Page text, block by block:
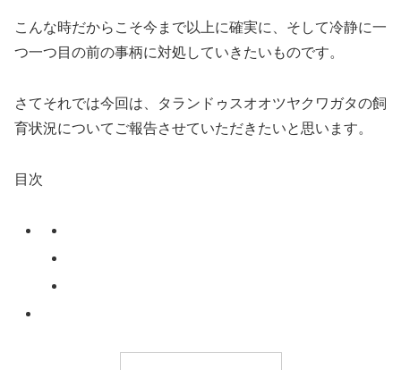
こんな時だからこそ今まで以上に確実に、そして冷静に一
つ一つ目の前の事柄に対処していきたいものです。
さてそれでは今回は、タランドゥスオオツヤクワガタの飼
育状況についてご報告させていただきたいと思います。
目次